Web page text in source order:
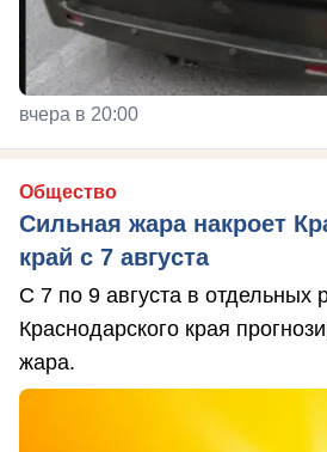
вчера в 20:00
Общество
Сильная жара накроет
край с 7 августа
С 7 по 9 августа в отдельных
Краснодарского края
жара.